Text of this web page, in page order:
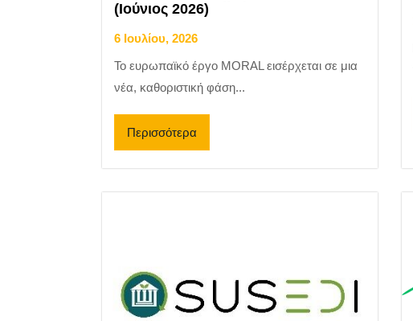
(Ιούνιος 2026)
6 Ιουλίου, 2026
Το ευρωπαϊκό έργο MORAL εισέρχεται σε μια
νέα, καθοριστική φάση...
Περισσότερα